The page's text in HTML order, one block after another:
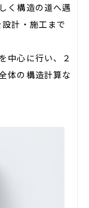
く構造の道へ邁
計・施工まで
中心に行い、２
体の構造計算な